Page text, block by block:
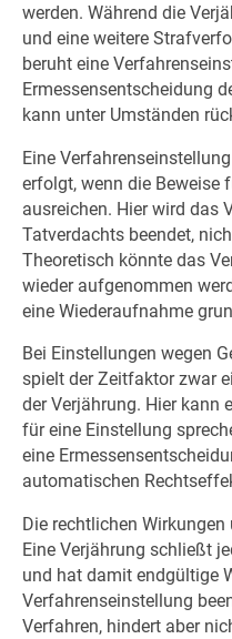
werden. Während die
und eine weitere
beruht eine
Ermessensentscheidung
kann unter Umständen
Eine
erfolgt, wenn die Beweise
ausreichen. Hier wird das
Tatverdachts beendet,
Theoretisch könnte das
wieder aufgenommen
eine Wiederaufnahme
Bei Einstellungen wegen
spielt der Zeitfaktor zwar
der Verjährung. Hier kann
für eine Einstellung
eine
automatischen
Die rechtlichen
Eine Verjährung schließt
und hat damit endgültige
Verfahrenseinstellung
Verfahren, hindert aber